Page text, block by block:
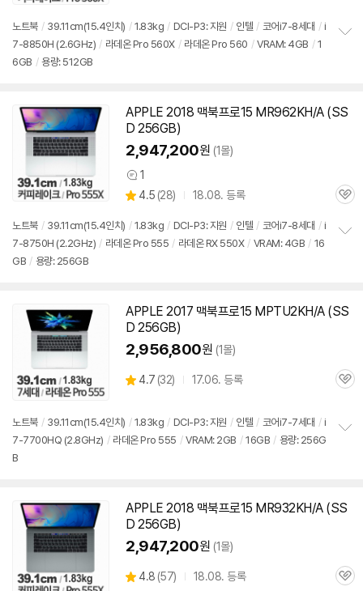
뷰
노트북 / 39.11cm(15.4인치) / 1.83kg / DCI-P3: 지원 / 인텔 / 코어i7-8세대 / i
7-8850H (2.6GHz) / 라데온 Pro 560X / 라데온 Pro 560 / VRAM: 4GB / 1
6GB / 용량: 512GB
기
APPLE 2018 맥북프로15 MR962KH/A (SS
D 256GB)
2,947,200원 (1몰)
상
품
견
1
별
점
4.5 (상
리
뷰
28) 18.08. 등록
관
노트북 / 39.11cm(15.4인치) / 1.83kg / DCI-P3: 지원 / 인텔 / 코어i7-8세대 / i
7-8750H (2.2GHz) / 라데온 Pro 555 / 라데온 RX 550X / VRAM: 4GB / 16
GB / 용량: 256GB
기
APPLE 2017 맥북프로15 MPTU2KH/A (SS
D 256GB)
2,956,800원 (1몰)
별
4.7 (상
뷰
32) 17.06. 등록
관
노트북 / 39.11cm(15.4인치) / 1.83kg / DCI-P3: 지원 / 인텔 / 코어i7-7세대 / i
7-7700HQ (2.8GHz) / 라데온 Pro 555 / VRAM: 2GB / 16GB / 용량: 256G
B
기
APPLE 2018 맥북프로15 MR932KH/A (SS
D 256GB)
2,947,200원 (1몰)
별
4.8 (상
57) 18.08. 등록
관